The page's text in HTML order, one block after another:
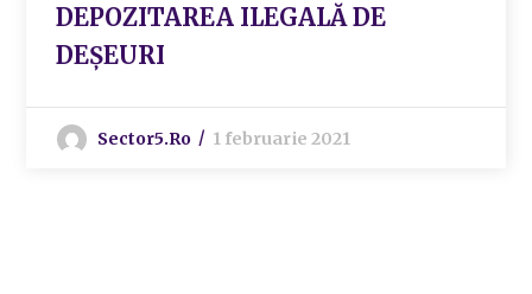
DEPOZITAREA ILEGALĂ DE
DEȘEURI
Sector5.ro 1 februarie 2021